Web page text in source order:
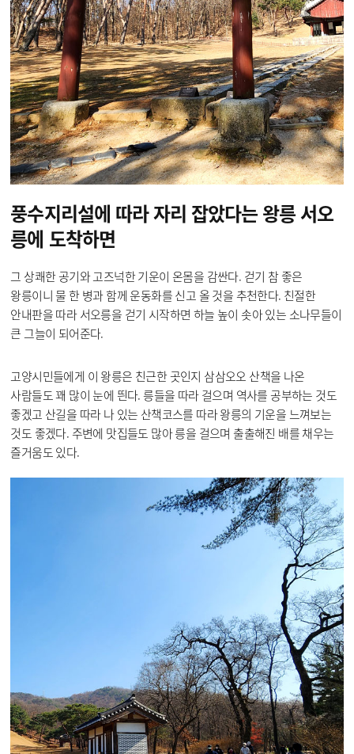
풍수지리설에 따라자리 잡았다는 왕릉 서오
릉에 도착하면
그 상쾌한 공기와 고즈넉한 기운이 온몸을 감싼다. 걷기 참 좋은
왕릉이니 물 한 병과 함께 운동화를 신고 올 것을 추천한다. 친절한
안내판을 따라 서오릉을 걷기 시작하면 하늘 높이 솟아 있는 소나무들이
큰 그늘이 되어준다.
고양시민들에게 이 왕릉은 친근한 곳인지 삼삼오오 산책을 나온
사람들도 꽤 많이 눈에 띈다. 릉들을 따라 걸으며 역사를 공부하는 것도
좋겠고 산길을 따라 나 있는 산책코스를 따라 왕릉의 기운을 느껴보는
것도 좋겠다. 주변에 맛집들도 많아 릉을 걸으며 출출해진 배를 채우는
즐거움도 있다.